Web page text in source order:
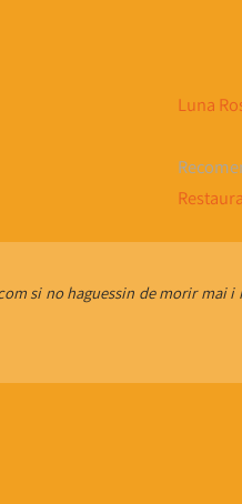
Luna
si no haguessin de morir mai i